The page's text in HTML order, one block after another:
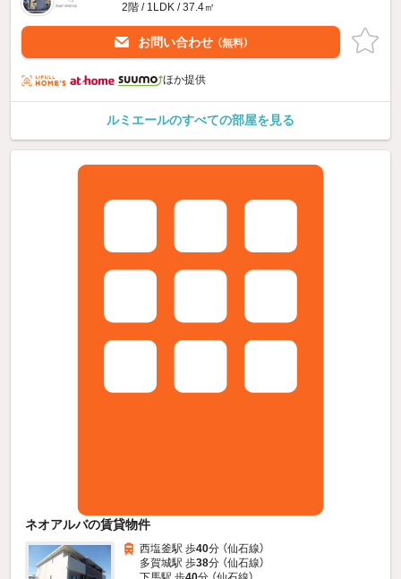
2階 / 1LDK / 37.4㎡
お問い合わせ （無料）
ほか提供
ルミエールのすべての部屋を見る
ネオアルバの賃貸物件
西塩釜駅 歩40分 （仙石線）
多賀城駅 歩38分 （仙石線）